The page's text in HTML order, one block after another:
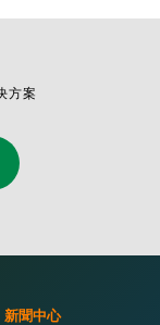
方案
新聞中心